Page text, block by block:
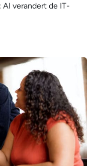
AI verandert de IT-